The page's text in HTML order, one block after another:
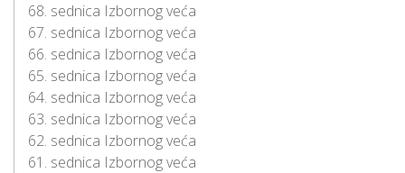
68. sednica Izbornog veća
67. sednica Izbornog veća
66. sednica Izbornog veća
65. sednica Izbornog veća
64. sednica Izbornog veća
63. sednica Izbornog veća
62. sednica Izbornog veća
61. sednica Izbornog veća